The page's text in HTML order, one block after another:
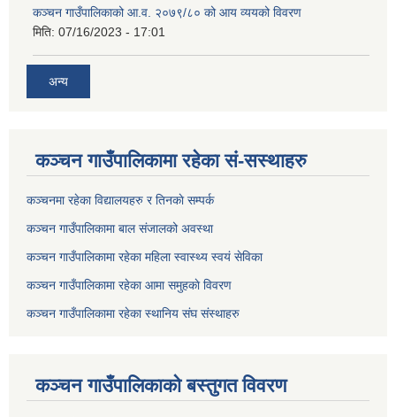
कञ्‍चन गाउँपालिकाको आ.व. २०७९/८० को आय व्ययको विवरण
मिति: 07/16/2023 - 17:01
अन्य
कञ्चन गाउँपालिकामा रहेका सं-सस्थाहरु
कञ्चनमा रहेका विद्यालयहरु र तिनकाे सम्पर्क
कञ्चन गाउँपालिकामा बाल संजालको अवस्था
कञ्चन गाउँपालिकामा रहेका महिला स्वास्थ्य स्वयं सेविका
कञ्चन गाउँपालिकामा रहेका आमा समुहकाे विवरण
कञ्चन गाउँपालिकामा रहेका स्थानिय संघ संस्थाहरु
कञ्चन गाउँपालिकाकाे बस्तुगत विवरण